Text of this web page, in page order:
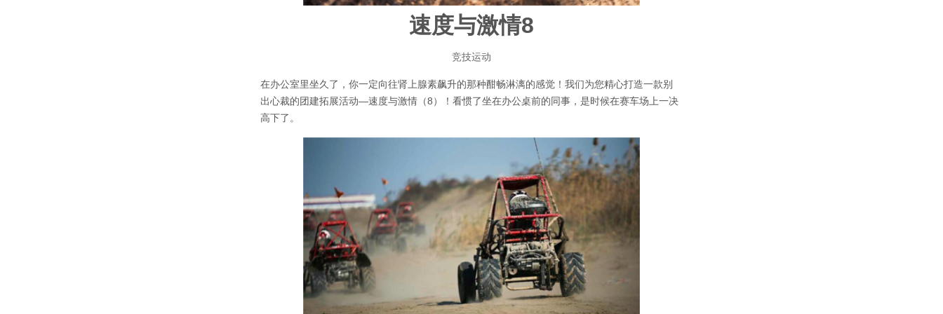
速度与激情8
竞技运动
在办公室里坐久了，你一定向往肾上腺素飙升的那种酣畅淋漓的感觉！我们为您精心打造一款别
出心裁的团建拓展活动—速度与激情（8）！看惯了坐在办公桌前的同事，是时候在赛车场上一决
高下了。